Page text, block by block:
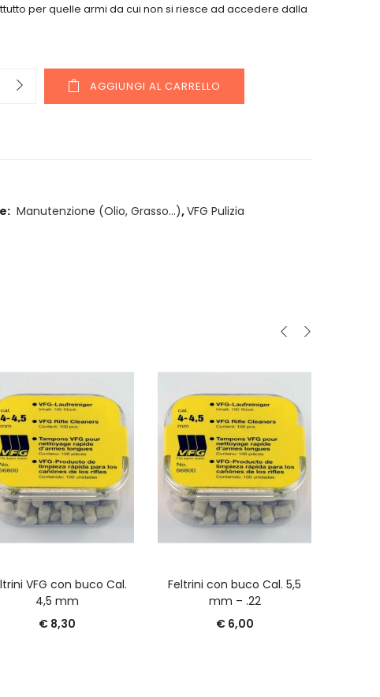
per quelle armi da cui non si riesce ad accedere dalla
AGGIUNGI AL CARRELLO
Manutenzione (Olio, Grasso...),VFG Pulizia
VFG con buco Cal.
4,5 mm
€ 8,30
Feltrini con buco Cal. 5,5
mm – .22
€6,00